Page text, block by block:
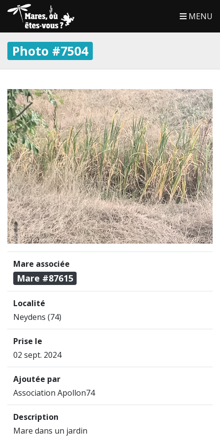
MENU
Photo #7504
Mare associée
Mare #87615
Localité
Neydens (74)
Prise le
02 sept. 2024
Ajoutée par
Association Apollon74
Description
Mare dans un jardin